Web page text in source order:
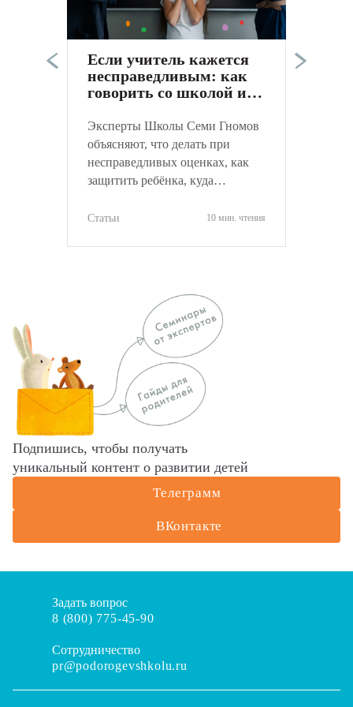
Если учитель кажется
несправедливым: как
говорить со школой и
Эксперты Школы Семи Гномов
объясняют, что делать при
несправедливых оценках, как
защитить ребёнка, куда
оценить ситуацию.
Статьи 10 мин. чтения
Подпишись, чтобы получать
уникальный контент о развитии детей
Телеграмм
ВКонтакте
Задать вопрос
8 (800) 775-45-90
Сотрудничество
pr@podorogevshkolu.ru